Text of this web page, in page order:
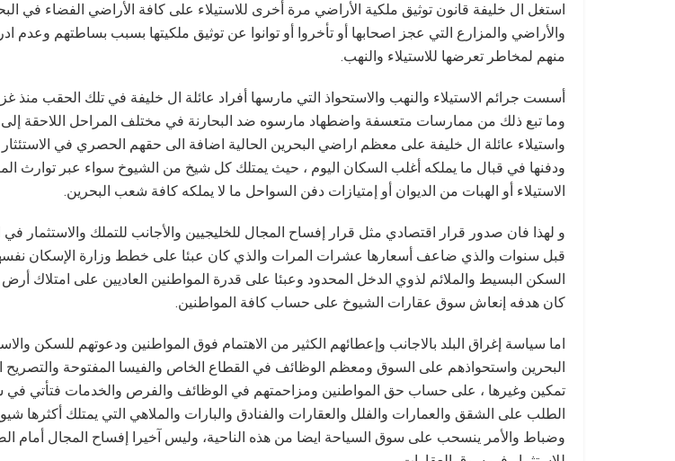
استغل ال خليفة قانون توثيق ملكية الأراضي مرة أخرى للاستيلاء على كافة الأراضي الفضاء في
والأراضي والمزارع التي عجز اصحابها أو تأخروا أو توانوا عن توثيق ملكيتها بسبب بساطتهم وعدم
منهم لمخاطر تعرضها للاستيلاء والنهب.
أسست جرائم الاستيلاء والنهب والاستحواذ التي مارسها أفراد عائلة ال خليفة في تلك الحقب منذ
وما تبع ذلك من ممارسات متعسفة واضطهاد مارسوه ضد البحارنة في مختلف المراحل اللاحقة إلى
واستيلاء عائلة ال خليفة على معظم اراضي البحرين الحالية اضافة الى حقهم الحصري في
ودفنها في قبال ما يملكه أغلب السكان اليوم ، حيث يمتلك كل شيخ من الشيوخ سواء عبر توارث
الاستيلاء أو الهبات من الديوان أو إمتيازات دفن السواحل ما لا يملكه كافة شعب البحرين.
و لهذا فان صدور قرار اقتصادي مثل قرار إفساح المجال للخليجيين والأجانب للتملك والاستثمار في
قبل سنوات والذي ضاعف أسعارها عشرات المرات والذي كان عبئا على خطط وزارة الإسكان
السكن البسيط والملائم لذوي الدخل المحدود وعبئا على قدرة المواطنين العاديين على امتلاك
كان هدفه إنعاش سوق عقارات الشيوخ على حساب كافة المواطنين.
اما سياسة إغراق البلد بالاجانب وإعطائهم الكثير من الاهتمام فوق المواطنين ودعوتهم للسكن
البحرين واستحواذهم على السوق ومعظم الوظائف في القطاع الخاص والفيسا المفتوحة
تمكين وغيرها ، على حساب حق المواطنين ومزاحمتهم في الوظائف والفرص والخدمات فتأتي
الطلب على الشقق والعمارات والفلل والعقارات والفنادق والبارات والملاهي التي يمتلك أكثرها
وضباط والأمر ينسحب على سوق السياحة ايضا من هذه الناحية، وليس آخيرا إفساح المجال أمام